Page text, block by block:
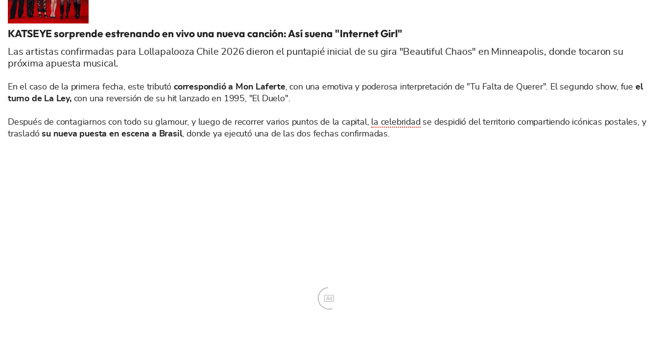
KATSEYE sorprende estrenando en vivo una nueva canción: Así suena "Internet Girl"
Las artistas confirmadas para Lollapalooza Chile 2026 dieron el puntapié inicial de su gira "Beautiful Chaos" en Minneapolis, donde tocaron su
próxima apuesta musical.
En el caso de la primera fecha, este tributó correspondió a Mon Laferte, con una emotiva y poderosa interpretación de "Tu Falta de Querer". El segundo show, fue el
turno de La Ley, con una reversión de su hit lanzado en 1995, "El Duelo".
Después de contagiarnos con todo su glamour, y luego de recorrer varios puntos de la capital, la celebridad se despidió del territorio compartiendo icónicas postales, y
trasladósu nueva puesta en escena a Brasil, donde ya ejecutó una de las dos fechas confirmadas.
Ad